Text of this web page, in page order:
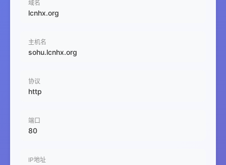
域名
lcnhx.org
主机名
sohu.lcnhx.org
协议
http
端口
80
IP地址